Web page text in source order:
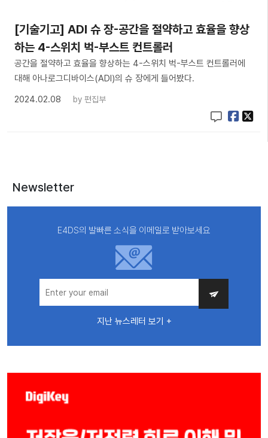
[기술기고] ADI 슈 장-공간을 절약하고 효율을 향상
하는 4-스위치 벅-부스트 컨트롤러
공간을 절약하고 효율을 향상하는 4-스위치 벅-부스트 컨트롤러에
대해 아나로그디바이스(ADI)의 슈 장에게 들어봤다.
2024.02.08
by 편집부
Newsletter
E4DS의 발빠른 소식을 이메일로 받아보세요
지난 뉴스레터 보기 +